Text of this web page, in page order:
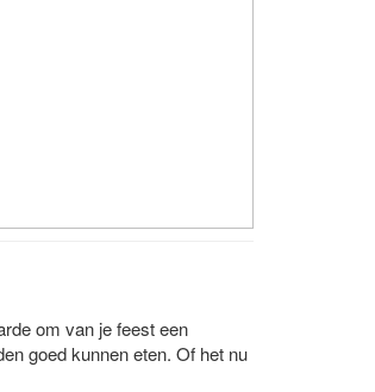
om van je feest een
goed kunnen eten. Of het nu